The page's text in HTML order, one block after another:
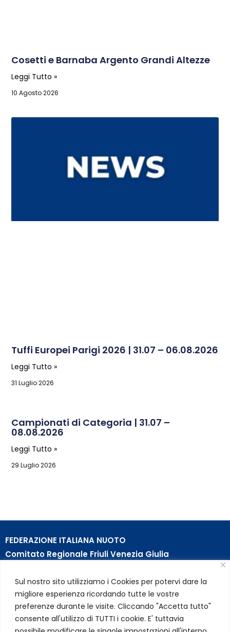
Sul nostro sito utilizziamo i Cookies per potervi dare la
migliore esperienza ricordando tutte le vostre
preferenze durante le visite. Cliccando "Accetta tutto"
consente all'utilizzo di TUTTI i cookie. E' tuttavia
Cosetti e Barnaba Argento Grandi Altezze
Leggi Tutto »
10 Agosto 2026
Tuffi Europei Parigi 2026 | 31.07 – 06.08.2026
Leggi Tutto »
31 Luglio 2026
Campionati di Categoria | 31.07 –
08.08.2026
Leggi Tutto »
29 Luglio 2026
FEDERAZIONE ITALIANA NUOTO
Comitato Regionale Friuli Venezia Giulia
Trieste (TS)
Partita Iva 01384031009
Codice Fiscale 05284670584
Codice SDI USAL8PV – Rif. Amm. TC025